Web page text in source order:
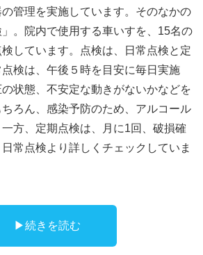
管理を実施しています。そのなかの
。院内で使用する車いすを、15名の
しています。点検は、日常点検と定
検は、午後５時を目安に毎日実施
状態、不安定な動きがないかなどを
ろん、感染予防のため、アルコール
方、定期点検は、月に1回、破損確
常点検より詳しくチェックしていま
▶︎続きを読む